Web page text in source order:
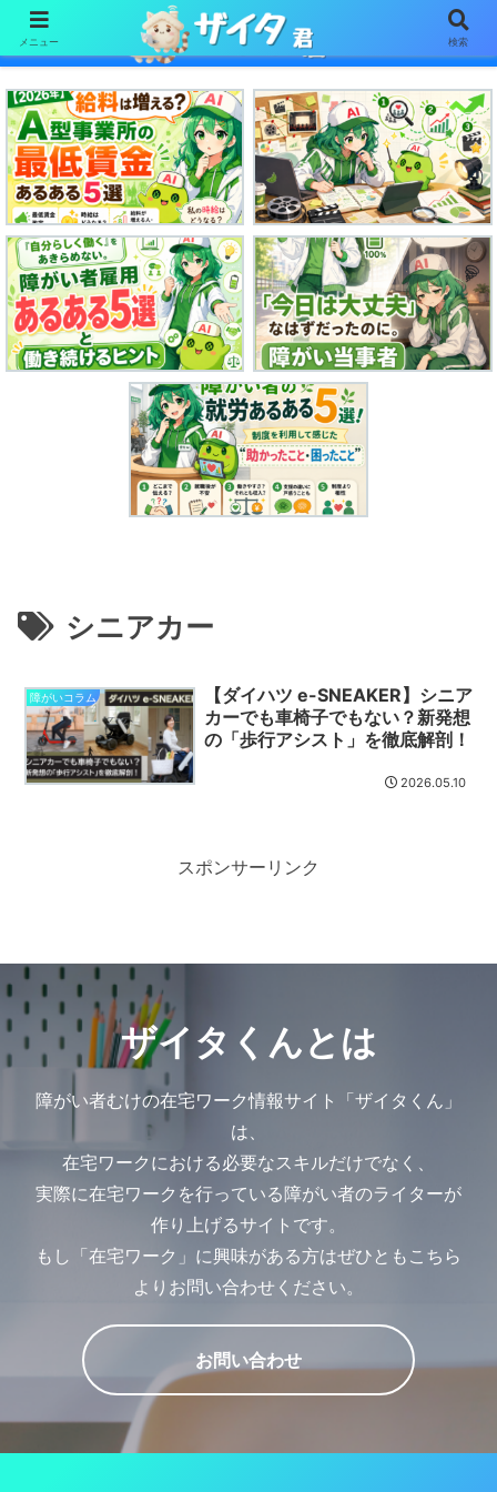
シニアカー
障がいコラム
【ダイハツ e-SNEAKER】シニア
カーでも車椅子でもない？新発想
の「歩行アシスト」を徹底解剖！
2026.05.10
スポンサーリンク
ザイタくんとは
障がい者むけの在宅ワーク情報サイト「ザイタくん」
は、
在宅ワークにおける必要なスキルだけでなく、
実際に在宅ワークを行っている障がい者のライターが
作り上げるサイトです。
もし「在宅ワーク」に興味がある方はぜひともこちら
よりお問い合わせください。
お問い合わせ
メニュー 検索